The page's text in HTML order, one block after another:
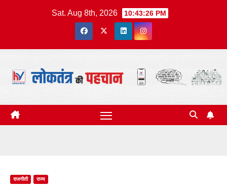
Sat. Aug 8th, 2026 10:43:27 PM
राजनीती राज्य